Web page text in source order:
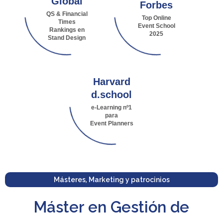
QS & Financial
Times
Rankings en
Stand Design
Forbes
Top Online
Event School
2025
Harvard
d.school
e-Learning nº1
para
Event Planners
Másteres, Marketing y patrocinios
Máster en Gestión de